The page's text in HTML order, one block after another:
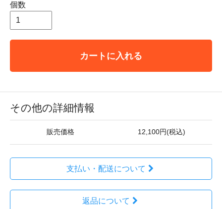
個数
カートに入れる
その他の詳細情報
販売価格 12,100円(税込)
支払い・配送について
返品について